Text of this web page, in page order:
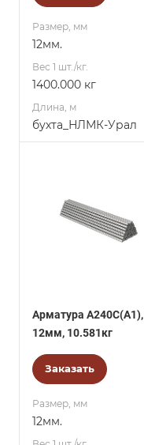
Размер, мм
12мм.
Вес 1 шт./кг.
1400.000 кг
Длина, м
бухта_НЛМК-Урал
Арматура А240С(А1),
12мм, 10.581кг
Заказать
Размер, мм
12мм.